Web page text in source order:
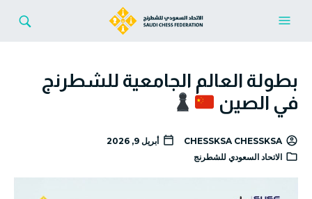
بطولة العالم الجامعية للشطرنج
في الصين
CHESSKSA CHESSKSA
أبريل 9, 2026
الاتحاد السعودي للشطرنج